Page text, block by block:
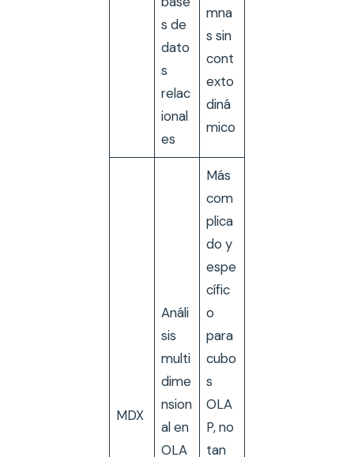
s de
dato
s
relac
ional
es
mna
s sin
cont
exto
diná
mico
MDX
Análi
sis
multi
dime
nsion
al en
OLA
Más
com
plica
do y
espe
cífic
o
para
cubo
s
OLA
P, no
tan